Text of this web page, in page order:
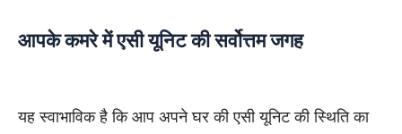
आपके कमरे में एसी यूनिट की सर्वोत्तम जगह
यह स्वाभाविक है कि आप अपने घर की एसी यूनिट की स्थिति का